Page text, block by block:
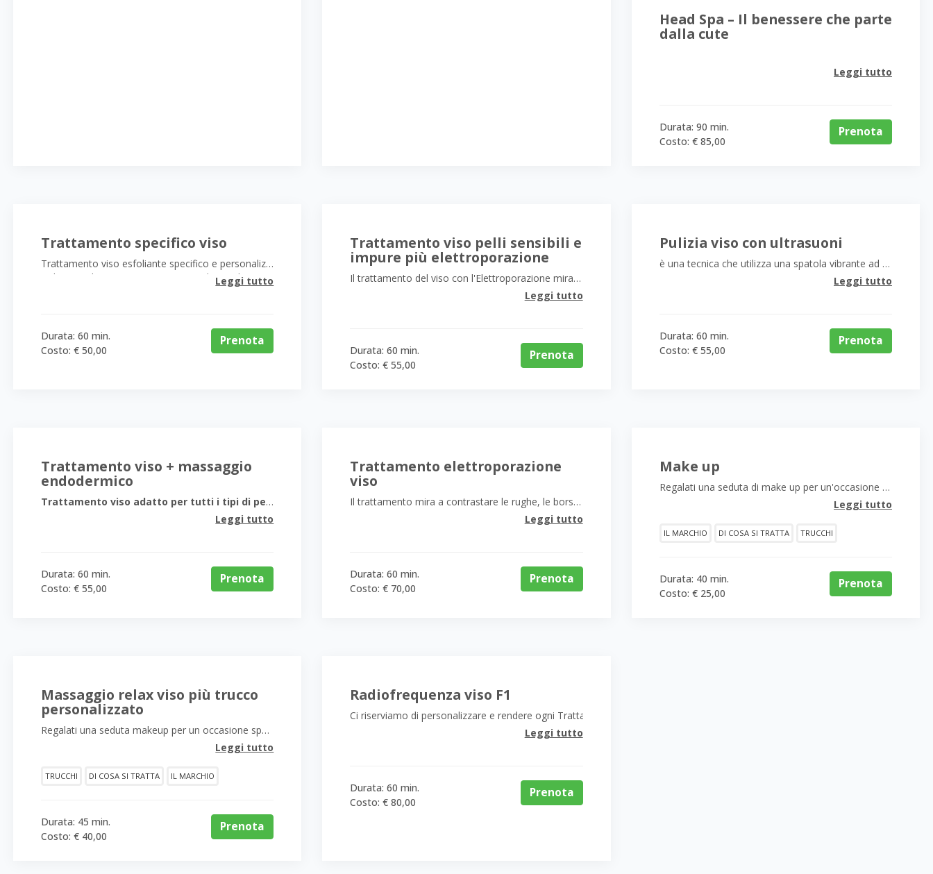
Head Spa – Il benessere che parte
dalla cute
L’Head Spa è un trattamento professionale dedicato alla salute del
Leggi tutto
Prenota
Durata: 90 min.
Costo: € 85,00
Trattamento specifico viso
Trattamento viso esfoliante specifico e personalizzato, studiato in base alle esigenze della pelle.
Utilizza acidi cosmetici mirati per migliorare luminosità, texture e uniformità dell’incarnato in modo sicuro ed efficace.
Leggi tutto
Prenota
Durata: 60 min.
Costo: € 50,00
Trattamento viso pelli sensibili e
impure più elettroporazione
Il trattamento del viso con l'Elettroporazione mira a
contrastare le rughe, le borse, le occhiaie, le discromie cutanee e la lassità
Leggi tutto
Prenota
Durata: 60 min.
Costo: € 55,00
Pulizia viso con ultrasuoni
è una tecnica che utilizza una spatola vibrante ad alta frequenza per effettuare una rimozione efficace delle cellule morte superficiali
Leggi tutto
Prenota
Durata: 60 min.
Costo: € 55,00
Trattamento viso + massaggio
endodermico
Trattamento viso adatto per tutti i tipi di pelle
Leggi tutto
Prenota
Durata: 60 min.
Costo: € 55,00
Trattamento elettroporazione
viso
Il trattamento mira a contrastare le rughe, le borse e le occhiaie perchè g
razie al nostro sistema innovativo vengono veicolati i
Leggi tutto
Prenota
Durata: 60 min.
Costo: € 70,00
Make up
Regalati una seduta di make up per un'occasione speciale
Leggi tutto
IL MARCHIO DI COSA SI TRATTA TRUCCHI
Prenota
Durata: 40 min.
Costo: € 25,00
Massaggio relax viso più trucco
personalizzato
Regalati una seduta makeup per un occasione speciale!
Leggi tutto
TRUCCHI DI COSA SI TRATTA IL MARCHIO
Prenota
Durata: 45 min.
Costo: € 40,00
Radiofrequenza viso F1
Ci riserviamo di personalizzare e rendere ogni Trattamento più adatto a te per ottenere il miglior risultato possibile.
Leggi tutto
Prenota
Durata: 60 min.
Costo: € 80,00